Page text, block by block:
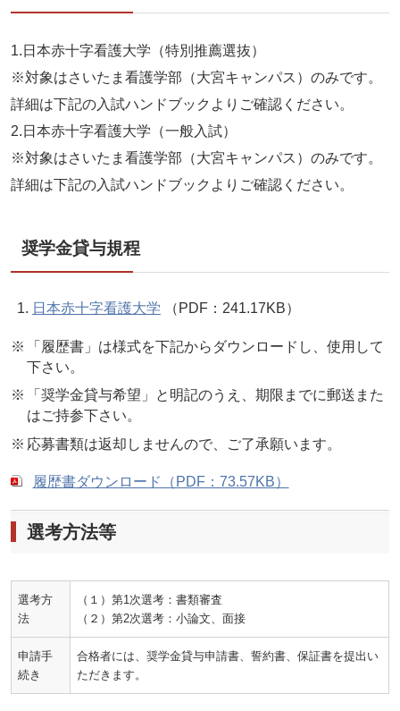
1.日本赤十字看護大学（特別推薦選抜）
※対象はさいたま看護学部（大宮キャンパス）のみです。
詳細は下記の入試ハンドブックよりご確認ください。
2.日本赤十字看護大学（一般入試）
※対象はさいたま看護学部（大宮キャンパス）のみです。
詳細は下記の入試ハンドブックよりご確認ください。
奨学金貸与規程
日本赤十字看護大学 （PDF：241.17KB）
「履歴書」は様式を下記からダウンロードし、使用して
下さい。
「奨学金貸与希望」と明記のうえ、期限までに郵送また
はご持参下さい。
応募書類は返却しませんので、ご了承願います。
履歴書ダウンロード（PDF：73.57KB）
選考方法等
選考方
法
（１）第1次選考：書類審査
（２）第2次選考：小論文、面接
申請手
続き
合格者には、奨学金貸与申請書、誓約書、保証書を提出い
ただきます。